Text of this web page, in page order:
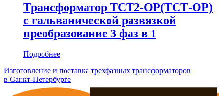
Трансформатор ТСТ2-ОР(ТСТ-ОР)
с гальванической развязкой
преобразование 3 фаз в 1
Подробнее
Изготовление и поставка трехфазных трансформаторов
в Санкт-Петербурге